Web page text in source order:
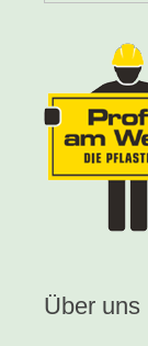
Über uns